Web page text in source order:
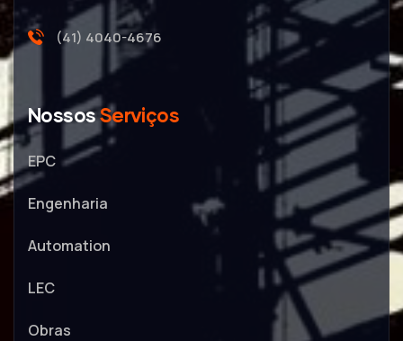
(41) 4040-4676
NossosServiços
EPC
Engenharia
Automation
LEC
Obras